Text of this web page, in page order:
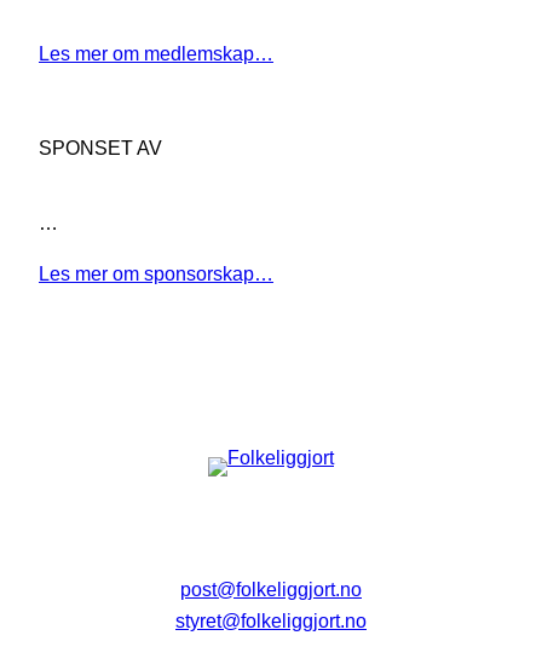
Les mer om medlemskap…
SPONSET AV
…
Les mer om sponsorskap…
post@folkeliggjort.no
styret@folkeliggjort.no